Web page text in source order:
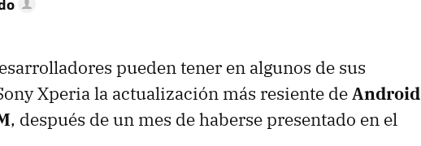
pueden tener en algunos de sus
Xperia la actualización más resiente deAndroid
, después de un mes de haberse presentado en el